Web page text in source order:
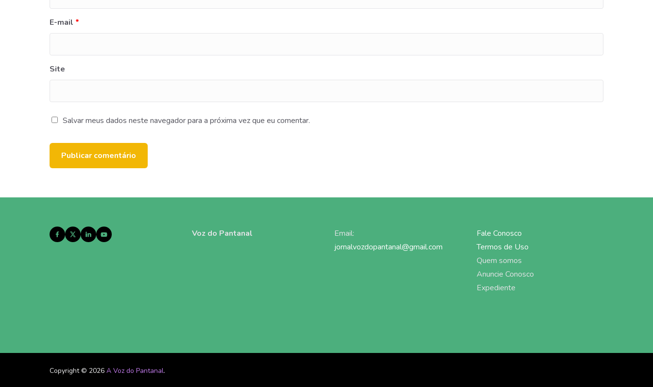
E-mail *
Site
Salvar meus dados neste navegador para a próxima vez que eu comentar.
Voz do Pantanal
Email:
jornalvozdopantanal@gmail.com
Fale Conosco
Termos de Uso
Quem somos
Anuncie Conosco
Expediente
Copyright © 2026 A Voz do Pantanal.